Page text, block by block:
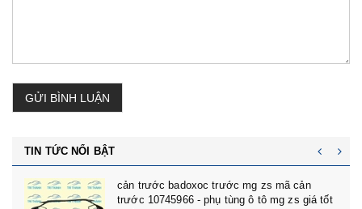
GỬI BÌNH LUẬN
TIN TỨC NỔI BẬT
cản trước badoxoc trước mg zs mã cản
trước 10745966 - phụ tùng ô tô mg zs giá tốt